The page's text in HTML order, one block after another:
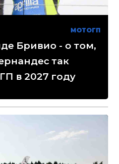
МОТОГП
Бривио - о том,
так
в 2027 году